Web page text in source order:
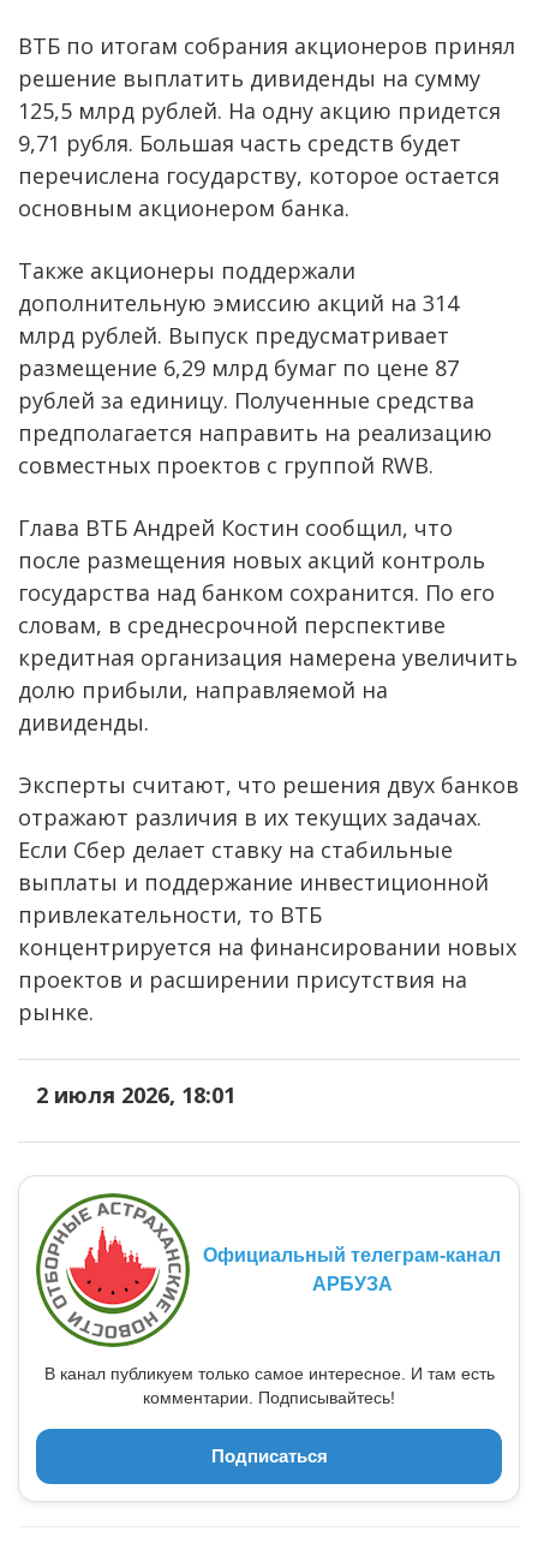
ВТБ по итогам собрания акционеров принял
решение выплатить дивиденды на сумму
125,5 млрд рублей. На одну акцию придется
9,71 рубля. Большая часть средств будет
перечислена государству, которое остается
основным акционером банка.
Также акционеры поддержали
дополнительную эмиссию акций на 314
млрд рублей. Выпуск предусматривает
размещение 6,29 млрд бумаг по цене 87
рублей за единицу. Полученные средства
предполагается направить на реализацию
совместных проектов с группой RWB.
Глава ВТБ Андрей Костин сообщил, что
после размещения новых акций контроль
государства над банком сохранится. По его
словам, в среднесрочной перспективе
кредитная организация намерена увеличить
долю прибыли, направляемой на
дивиденды.
Эксперты считают, что решения двух банков
отражают различия в их текущих задачах.
Если Сбер делает ставку на стабильные
выплаты и поддержание инвестиционной
привлекательности, то ВТБ
концентрируется на финансировании новых
проектов и расширении присутствия на
рынке.
2 июля 2026, 18:01
Официальный телеграм-канал
АРБУЗА
В канал публикуем только самое интересное. И там есть
комментарии. Подписывайтесь!
Подписаться